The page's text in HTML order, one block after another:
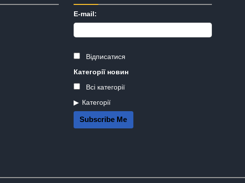
E-mail:
Відписатися
Категорії новин
Всі категорії
Категорії
Subscribe Me